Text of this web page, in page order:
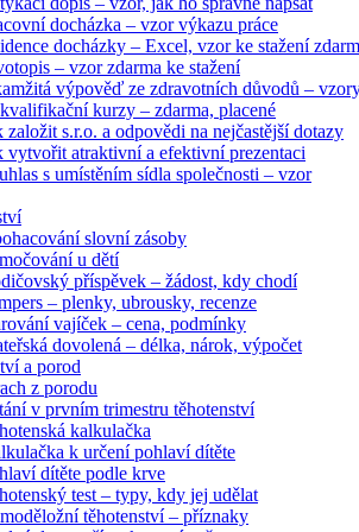
docházka – vzor výkazu práce
docházky – Excel, vzor ke stažení
– vzor zdarma ke stažení
výpověď ze zdravotních důvodů –
kurzy – zdarma, placené
založit s.r.o. a odpovědi na nejčastější dotazy
vytvořit atraktivní a efektivní prezentaci
s umístěním sídla společnosti – vzor
slovní zásoby
u dětí
příspěvek – žádost, kdy chodí
– plenky, ubrousky, recenze
vajíček – cena, podmínky
dovolená – délka, nárok, výpočet
a porod
z porodu
v prvním trimestru těhotenství
kalkulačka
k určení pohlaví dítěte
dítěte podle krve
test – typy, kdy jej udělat
těhotenství – příznaky